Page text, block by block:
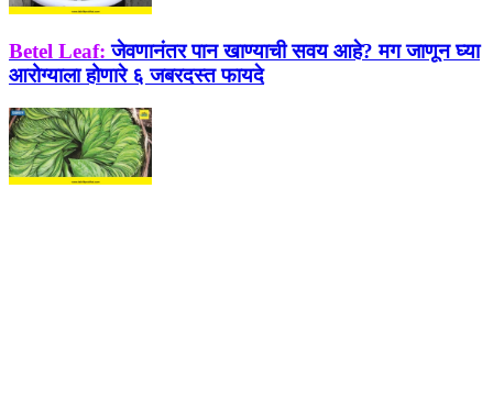
Betel Leaf: जेवणानंतर पान खाण्याची सवय आहे? मग जाणून घ्या
आरोग्याला होणारे ६ जबरदस्त फायदे